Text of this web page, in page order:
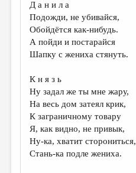
Д а н и л а
Подожди, не убивайся,
Обойдётся как-нибудь.
А пойди и постарайся
Шапку с жениха стянуть.
К н я з ь
Ну задал же ты мне жару,
На весь дом затеял крик,
К заграничному товару
Я, как видно, не привык,
Ну-ка, хватит сторониться,
Стань-ка подле жениха.